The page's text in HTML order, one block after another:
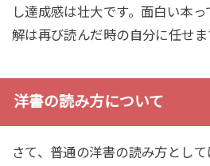
し達成感は壮大です。面白い本
解は再び読んだ時の自分に任せま
洋書の読み方について
さて、普通の洋書の読み方とし